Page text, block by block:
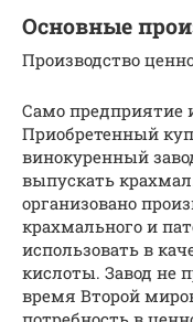
Основные
Производство
Само предприятие
Приобретенный
винокуренный
выпускать
организовано
крахмального и
использовать в
кислоты. Завод не
время Второй